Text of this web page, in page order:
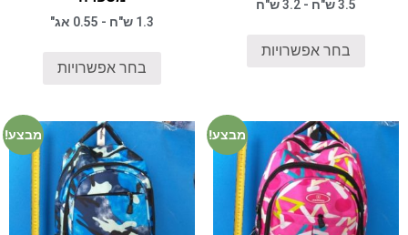
3.5 ש"ח - 3.2 ש"ח
בחר אפשרויות
1.3 ש"ח - 0.55 אג"
בחר אפשרויות
מבצע! מבצע!